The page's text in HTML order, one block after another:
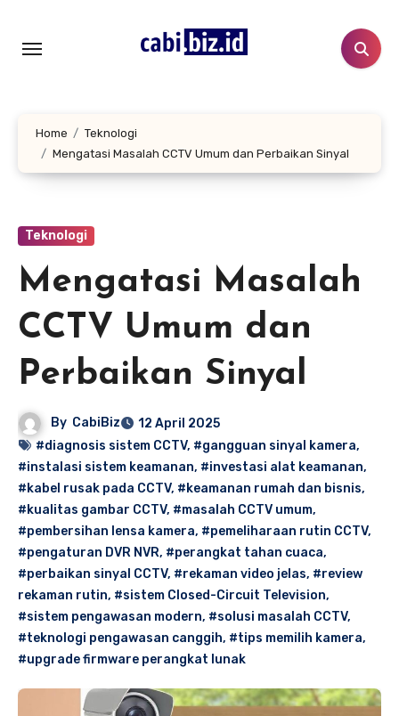
konten
Home
Teknologi
Mengatasi Masalah CCTV Umum dan Perbaikan Sinyal
Teknologi
Mengatasi Masalah
CCTV Umum dan
Perbaikan Sinyal
By CabiBiz
12 April 2025
#diagnosis sistem CCTV, #gangguan sinyal kamera,
#instalasi sistem keamanan, #investasi alat keamanan,
#kabel rusak pada CCTV, #keamanan rumah dan bisnis,
#kualitas gambar CCTV, #masalah CCTV umum,
#pembersihan lensa kamera, #pemeliharaan rutin CCTV,
#pengaturan DVR NVR, #perangkat tahan cuaca,
#perbaikan sinyal CCTV, #rekaman video jelas, #review
rekaman rutin, #sistem Closed-Circuit Television,
#sistem pengawasan modern, #solusi masalah CCTV,
#teknologi pengawasan canggih, #tips memilih kamera,
#upgrade firmware perangkat lunak